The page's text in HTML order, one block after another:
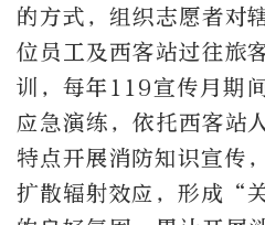
的方式，组织志愿者对
位员工及西客站过往旅
训，每年119宣传月期
应急演练，依托西客站
特点开展消防知识宣
扩散辐射效应，形成“